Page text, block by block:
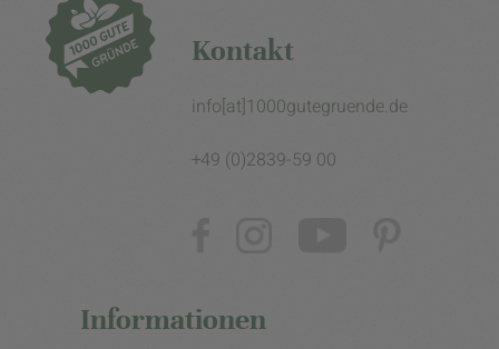
Kontakt
info[at]1000gutegruende.de
+49 (0)2839-59 00
Informationen